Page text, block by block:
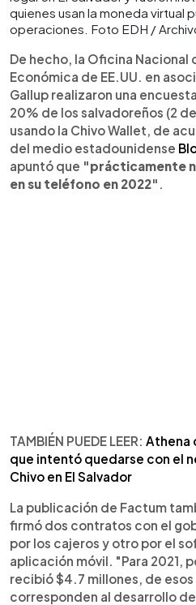
quienes usan la moneda virtual
operaciones. Foto EDH /
De hecho, la Oficina Nacional
Económica de EE.UU. en
Gallup realizaron una
20% de los salvadoreños (2
usando la Chivo Wallet, de
del medio estadounidense
apuntó que "prácticamente
en su teléfono en 2022" .
TAMBIÉN PUEDE LEER: Athena
que intentó quedarse con el
Chivo en El Salvador
La publicación de Factum
firmó dos contratos con el
por los cajeros y otro por el
aplicación móvil. "Para 2021,
recibió $4.7 millones, de
corresponden al desarrollo